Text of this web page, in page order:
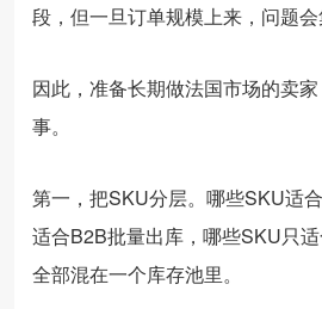
段，但一旦订单规模上来，问题会
因此，准备长期做法国市场的卖
事。
第一，把SKU分层。哪些SKU适
适合B2B批量出库，哪些SKU只
全部混在一个库存池里。